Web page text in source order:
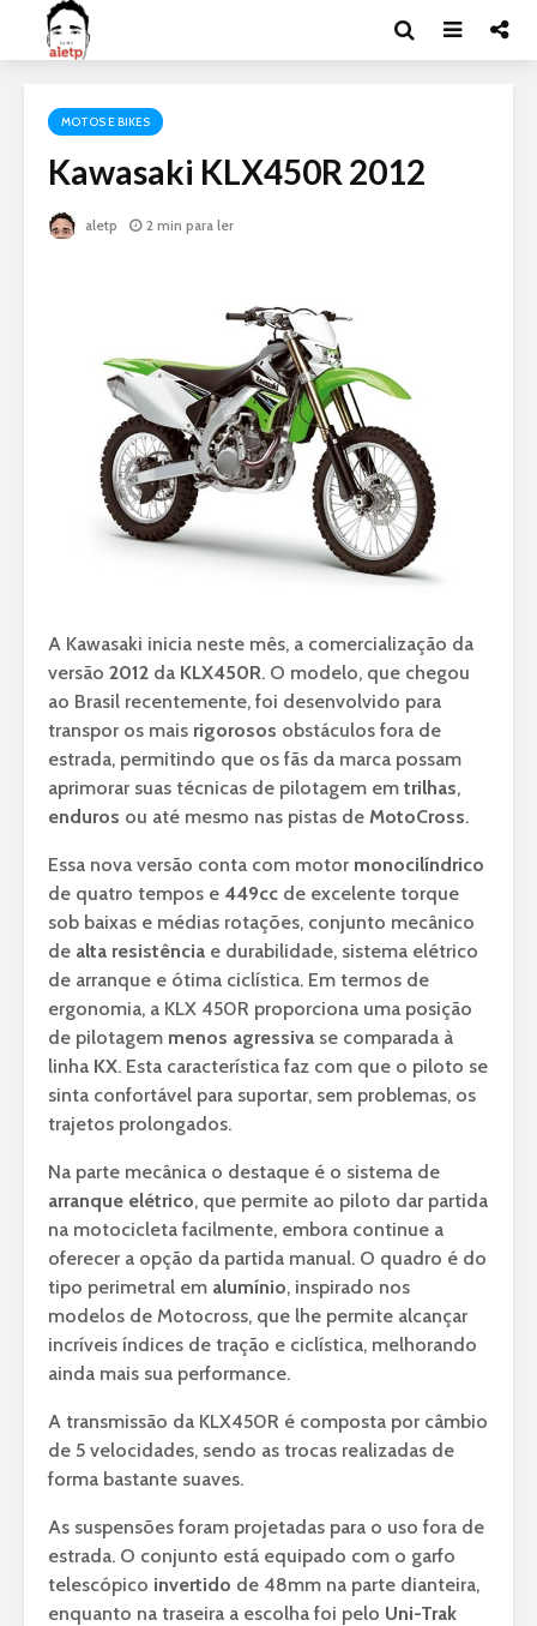
MOTOS E BIKES
Kawasaki KLX450R 2012
aletp 2 min para ler
A Kawasaki inicia neste mês, a comercialização da
versão 2012 da KLX450R. O modelo, que chegou
ao Brasil recentemente, foi desenvolvido para
transpor os mais rigorosos obstáculos fora de
estrada, permitindo que os fãs da marca possam
aprimorar suas técnicas de pilotagem em trilhas,
enduros ou até mesmo nas pistas de MotoCross.
Essa nova versão conta com motor monocilíndrico
de quatro tempos e 449cc de excelente torque
sob baixas e médias rotações, conjunto mecânico
de alta resistência e durabilidade, sistema elétrico
de arranque e ótima ciclística. Em termos de
ergonomia, a KLX 450R proporciona uma posição
de pilotagem menos agressiva se comparada à
linha KX. Esta característica faz com que o piloto se
sinta confortável para suportar, sem problemas, os
trajetos prolongados.
Na parte mecânica o destaque é o sistema de
arranque elétrico, que permite ao piloto dar partida
na motocicleta facilmente, embora continue a
oferecer a opção da partida manual. O quadro é do
tipo perimetral em alumínio, inspirado nos
modelos de Motocross, que lhe permite alcançar
incríveis índices de tração e ciclística, melhorando
ainda mais sua performance.
A transmissão da KLX450R é composta por câmbio
de 5 velocidades, sendo as trocas realizadas de
forma bastante suaves.
As suspensões foram projetadas para o uso fora de
estrada. O conjunto está equipado com o garfo
telescópico invertido de 48mm na parte dianteira,
enquanto na traseira a escolha foi pelo Uni-Trak